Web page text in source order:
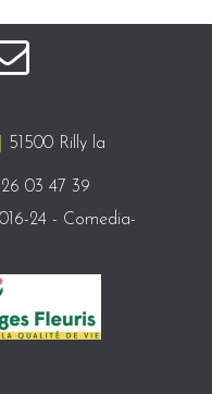
51500 Rilly la
03 47 39
24 - Comedia-